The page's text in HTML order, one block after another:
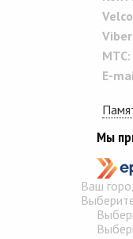
MTC:
E-
Мы
Ваш